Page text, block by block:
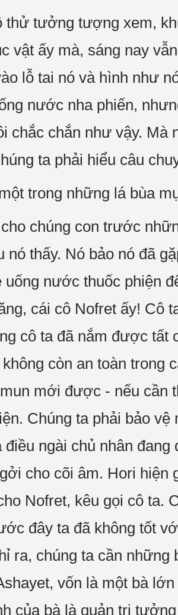
tưởng tượng xem,
vật ấy mà, sáng nay
lỗ tai nó và hình như
nước nha phiến,
chắc chắn như vậy. Mà
ta phải hiểu câu
trong những lá bùa
chúng con trước
nó thấy. Nó bảo nó đã
nước thuốc phiện
cái cô Nofret ấy! Cô
cô ta đã nắm được tất
còn an toàn trong
mới được - nếu cần
Chúng ta phải bảo
ngài chủ nhân đang
cho cõi âm. Hori hiện
Nofret, kêu gọi cô ta.
đây ta đã không tốt
ra, chúng ta cần những
vốn là một bà
của bà là quản trị